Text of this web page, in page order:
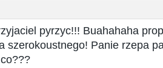
pyrzyc!!! Buahahaha
szerokoustnego! Panie rzepa